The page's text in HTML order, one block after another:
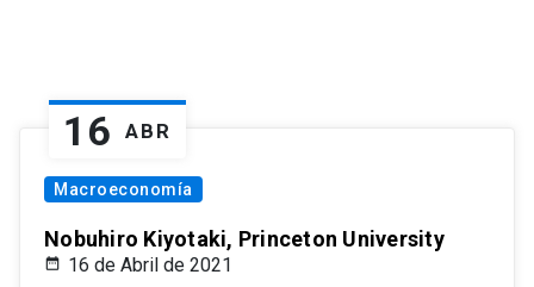
16 ABR
Macroeconomía
Nobuhiro Kiyotaki, Princeton University
16 de Abril de 2021